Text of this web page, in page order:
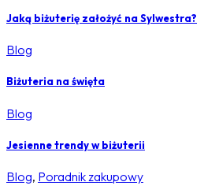
Jaką biżuterię założyć na Sylwestra?
Blog
Biżuteria na święta
Blog
Jesienne trendy w biżuterii
Blog, Poradnik zakupowy